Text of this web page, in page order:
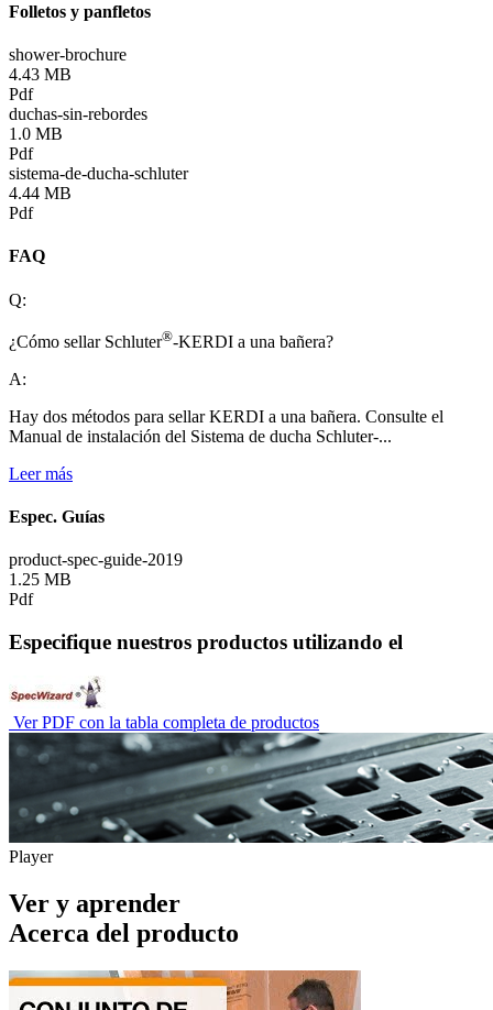
Folletos y panfletos
shower-brochure
4.43 MB
Pdf
duchas-sin-rebordes
1.0 MB
Pdf
sistema-de-ducha-schluter
4.44 MB
Pdf
FAQ
Q:
¿Cómo sellar Schluter®-KERDI a una bañera?
A:
Hay dos métodos para sellar KERDI a una bañera. Consulte el
Manual de instalación del Sistema de ducha Schluter-...
Leer más
Espec. Guías
product-spec-guide-2019
1.25 MB
Pdf
Especifique nuestros productos utilizando el
Ver PDF con la tabla completa de productos
Player
Ver y aprender
Acerca del producto